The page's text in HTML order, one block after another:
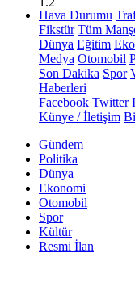
Hava Durumu
Fikstür Tüm
Dünya Eğitim
Medya Otomobil
Son Dakika Spor
Haberleri
Facebook Twitter
Künye / İletişim
Gündem
Politika
Dünya
Ekonomi
Otomobil
Spor
Kültür
Resmi İlan